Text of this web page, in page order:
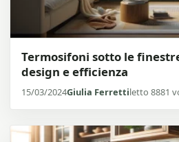
Termosifoni sotto le
design e efficienza
15/03/2024Giulia Ferrettiletto 8881